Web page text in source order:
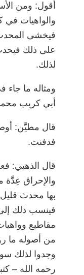
أقول: ومن
والواهيات في
فيخشى
على ذلك فيحدث
لذلك.
أبي كريب
قال مطيَّن:
فدفنت.
قال الذهبي:
والإحراق
بها محدث قليل
فينسب ذلك
مقاطيع
من أصوله ما
وجدوا لذلك
رحمه الله–